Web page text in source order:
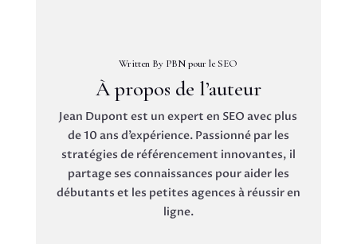
Written By PBN pour le SEO
À propos de l’auteur
Jean Dupont est un expert en SEO avec plus
de 10 ans d’expérience. Passionné par les
stratégies de référencement innovantes, il
partage ses connaissances pour aider les
débutants et les petites agences à réussir en
ligne.